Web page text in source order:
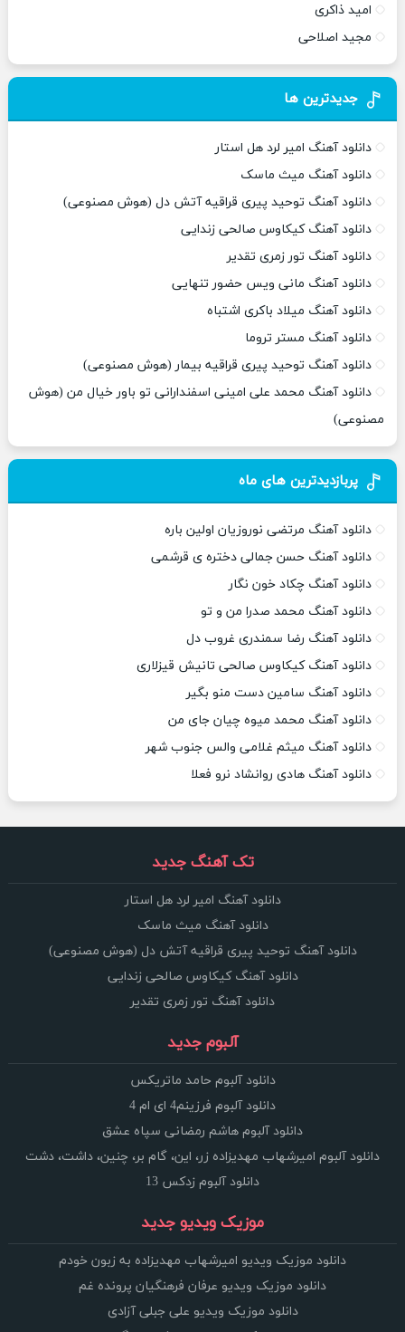
امید ذاکری
مجید اصلاحی
جدیدترین ها
دانلود آهنگ امیر لرد هل استار
دانلود آهنگ میث ماسک
دانلود آهنگ توحید پیری قراقیه آتش دل (هوش مصنوعی)
دانلود آهنگ کیکاوس صالحی زندایی
دانلود آهنگ تور زمری تقدیر
دانلود آهنگ مانی ویس حضور تنهایی
دانلود آهنگ میلاد باکری اشتباه
دانلود آهنگ مستر تروما
دانلود آهنگ توحید پیری قراقیه بیمار (هوش مصنوعی)
دانلود آهنگ محمد علی امینی اسفندارانی تو باور خیال من (هوش
مصنوعی)
پربازدیدترین های ماه
دانلود آهنگ مرتضی نوروزیان اولین باره
دانلود آهنگ حسن جمالی دختره ی قرشمی
دانلود آهنگ چکاد خون نگار
دانلود آهنگ محمد صدرا من و تو
دانلود آهنگ رضا سمندری غروب دل
دانلود آهنگ کیکاوس صالحی تانیش قیزلاری
دانلود آهنگ سامین دست منو بگیر
دانلود آهنگ محمد میوه چیان جای من
دانلود آهنگ میثم غلامی والس جنوب شهر
دانلود آهنگ هادی روانشاد نرو فعلا
تک آهنگ جدید
دانلود آهنگ امیر لرد هل استار
دانلود آهنگ میث ماسک
دانلود آهنگ توحید پیری قراقیه آتش دل (هوش مصنوعی)
دانلود آهنگ کیکاوس صالحی زندایی
دانلود آهنگ تور زمری تقدیر
آلبوم جدید
دانلود آلبوم حامد ماتریکس
دانلود آلبوم فرزینم4 ای ام 4
دانلود آلبوم هاشم رمضانی سپاه عشق
دانلود آلبوم امیرشهاب مهدیزاده زر، این، گام بر، چنین، داشت، دشت
دانلود آلبوم زدکس 13
موزیک ویدیو جدید
دانلود موزیک ویدیو امیرشهاب مهدیزاده به زبون خودم
دانلود موزیک ویدیو عرفان فرهنگیان پرونده غم
دانلود موزیک ویدیو علی جبلی آزادی